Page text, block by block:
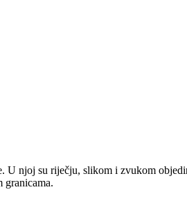
U njoj su riječju, slikom i zvukom
granicama.